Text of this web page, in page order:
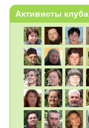
Активисты клуба